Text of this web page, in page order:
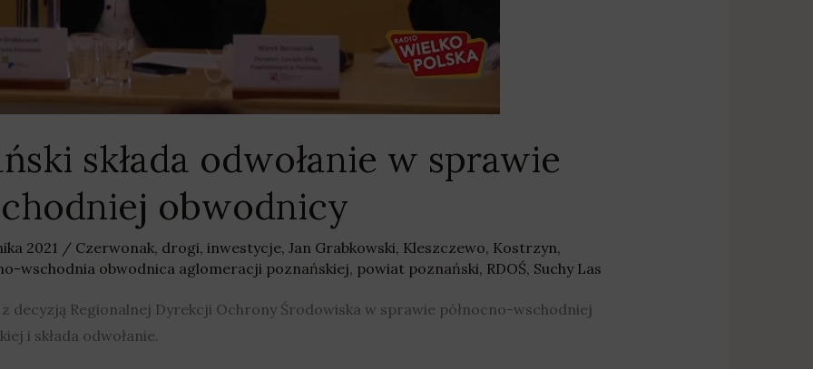
składa odwołanie w sprawie
obwodnicy
2021 / Czerwonak, drogi, inwestycje, Jan Grabkowski, Kleszczewo, Kostrzyn,
wschodnia obwodnica aglomeracji poznańskiej, powiat poznański, RDOŚ, Suchy Las
decyzją Regionalnej Dyrekcji Ochrony Środowiska w sprawie północno-wschodniej
i składa odwołanie.